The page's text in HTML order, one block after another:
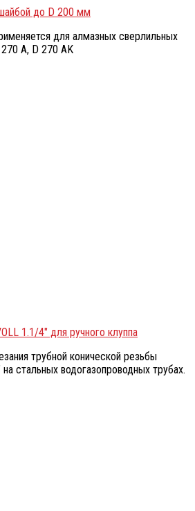
до D 200 мм
для алмазных сверлильных
A, D 270 AK
1.1/4″ для ручного клуппа
трубной конической резьбы
стальных водогазопроводных трубах.